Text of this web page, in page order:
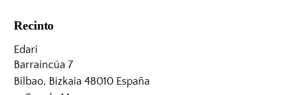
Recinto
Edari
Barraincúa 7
Bilbao, Bizkaia 48010 España